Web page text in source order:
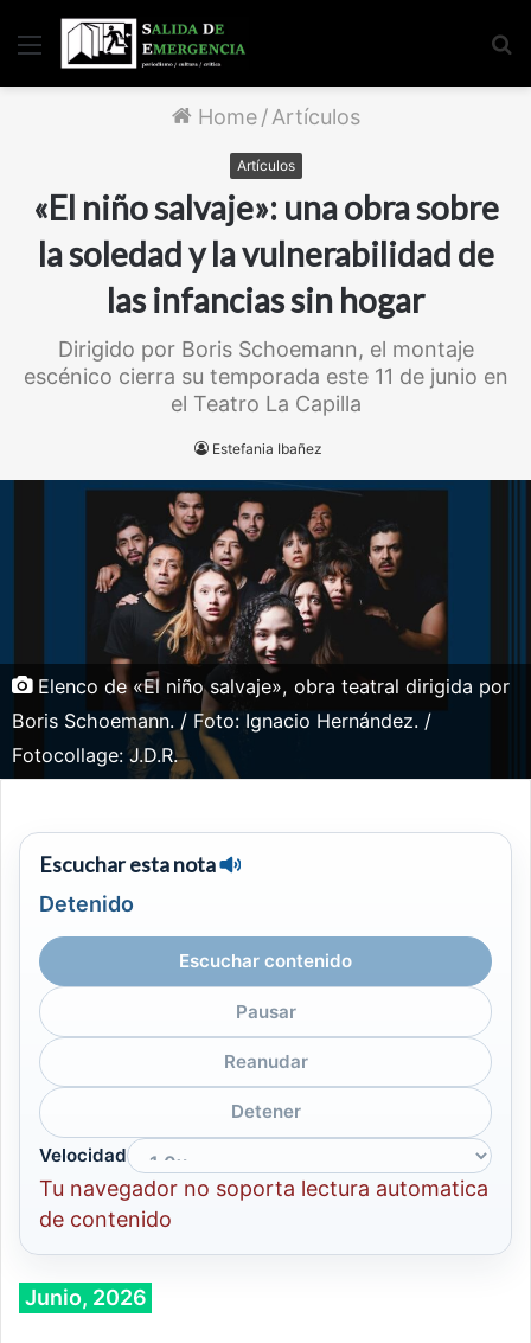
Menu
Home /Artículos
Artículos
«El niño salvaje»: una obra sobre
la soledad y la vulnerabilidad de
las infancias sin hogar
Dirigido por Boris Schoemann, el montaje
escénico cierra su temporada este 11 de junio en
el Teatro La Capilla
Estefania Ibañez
Elenco de «El niño salvaje», obra teatral dirigida por
Boris Schoemann. / Foto: Ignacio Hernández. /
Fotocollage: J.D.R.
Escuchar esta nota
Detenido
Escuchar contenido
Pausar
Reanudar
Detener
Velocidad
Tu navegador no soporta lectura automatica
de contenido
Junio, 2026